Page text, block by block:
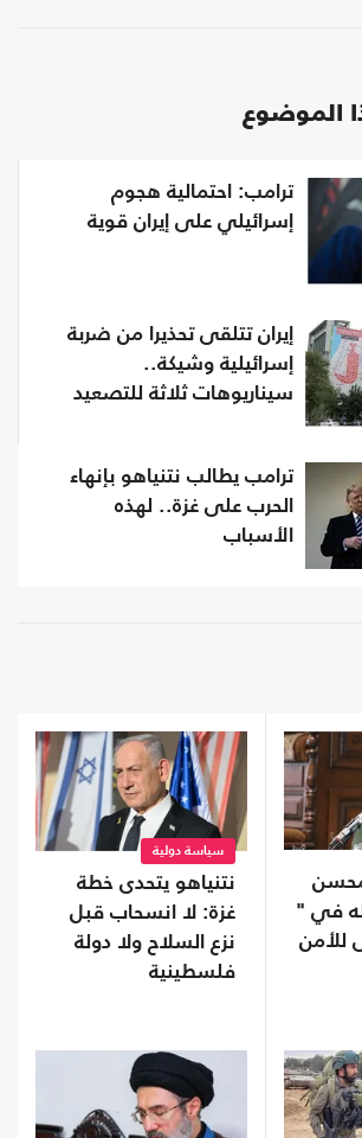
الموضوع
ترامب: احتمالية هجوم
إسرائيلي على إيران قوية
إيران تتلقى تحذيرا من ضربة
إسرائيلية وشيكة..
سيناريوهات ثلاثة للتصعيد
ترامب يطالب نتنياهو بإنهاء
الحرب على غزة.. لهذه
الأسباب
محسن
في "
للأمن
سياسة دولية
نتنياهو يتحدى خطة
غزة: لا انسحاب قبل
نزع السلاح ولا دولة
فلسطينية